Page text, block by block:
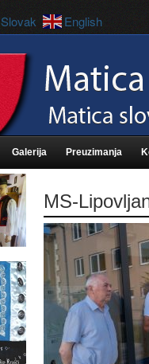
Galerija Preuzimanja
MS-
Slovak English